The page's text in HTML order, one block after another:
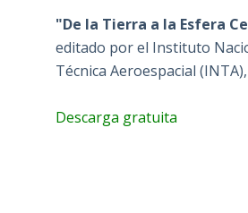
"De la Tierra a la Esfera
editado por el Instituto
Técnica Aeroespacial
Descarga gratuita